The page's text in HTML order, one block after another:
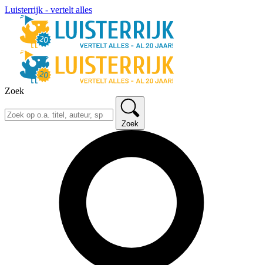
Luisterrijk - vertelt alles
Zoek
Zoek